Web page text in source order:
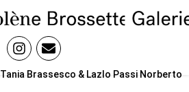
Tania Brassesco & Lazlo Passi Norberto